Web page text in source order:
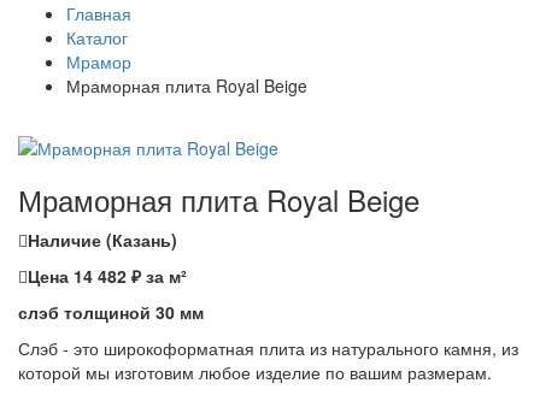
Главная
Каталог
Мрамор
Мраморная плита Royal Beige
Мраморная плита Royal Beige
Наличие (Казань)
Цена 14 482 ₽ за м²
слэб толщиной 30 мм
Слэб - это широкоформатная плита из натурального камня, из
которой мы изготовим любое изделие по вашим размерам.